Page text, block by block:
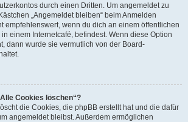
durch einen Dritten. Um angemeldet zu
„Angemeldet bleiben“ beim Anmelden
empfehlenswert, wenn du dich an einem öffentlichen
einem Internetcafé, befindest. Wenn diese Option
dann wurde sie vermutlich von der Board-
Cookies löschen“?
die Cookies, die phpBB erstellt hat und die dafür
angemeldet bleibst. Außerdem ermöglichen